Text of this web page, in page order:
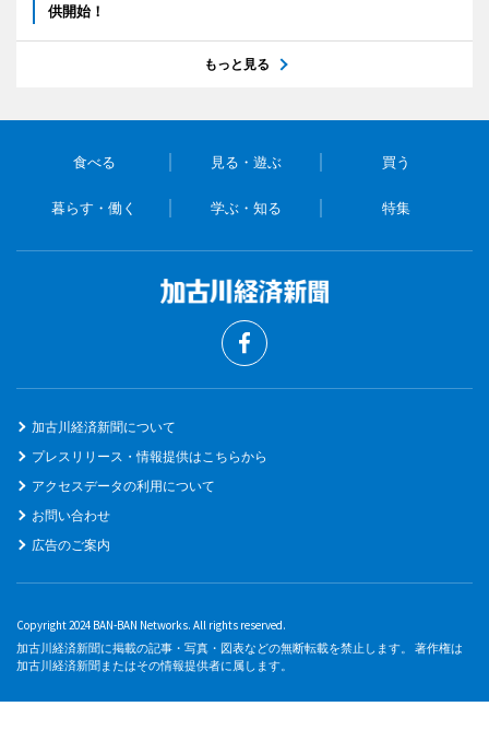
供開始！
もっと見る
食べる 見る・遊ぶ 買う
暮らす・働く 学ぶ・知る 特集
加古川経済新聞について
プレスリリース・情報提供はこちらから
アクセスデータの利用について
お問い合わせ
広告のご案内
Copyright 2024 BAN-BAN Networks. All rights reserved.
加古川経済新聞に掲載の記事・写真・図表などの無断転載を禁止します。 著作権は
加古川経済新聞またはその情報提供者に属します。